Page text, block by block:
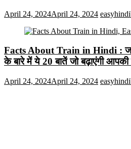
April 24, 2024April 24, 2024
Facts About Train in Hindi :
के बारे में ये 20 बातें जो बढ़ाएंगी
April 24, 2024April 24, 2024